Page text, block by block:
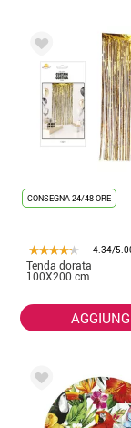
CONSEGNA 24/48 ORE
4.34/
Tenda dorata
100X200 cm